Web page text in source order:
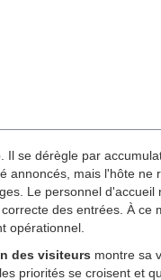
se dérègle par
annoncés, mais l'hôte ne
Le personnel d'accueil
des entrées. À ce
opérationnel.
des visiteurs montre sa
priorités se croisent et